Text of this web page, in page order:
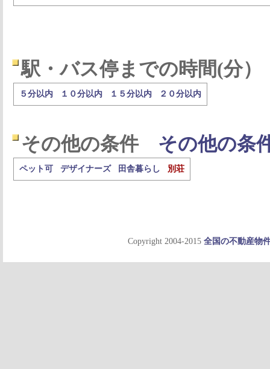
駅・バス停までの時間(分）
５分以内 １０分以内 １５分以内 ２０分以内
その他の条件 その他の条
ペット可 デザイナーズ 田舎暮らし 別荘
Copyright 2004-2015 全国の不動産物